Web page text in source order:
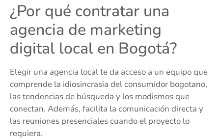
¿Por qué contratar una
agencia de marketing
digital local en Bogotá?
Elegir una agencia local te da acceso a un equipo que
comprende la idiosincrasia del consumidor bogotano,
las tendencias de búsqueda y los modismos que
conectan. Además, facilita la comunicación directa y
las reuniones presenciales cuando el proyecto lo
requiera.